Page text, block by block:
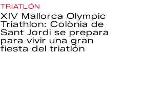
TRIATLÓN
XIV Mallorca Olympic
Triathlon: Colònia de
Sant Jordi se prepara
para vivir una gran
fiesta del triatlón